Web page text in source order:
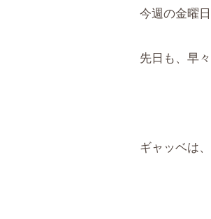
今週の金曜
先日も、早
ギャッベは